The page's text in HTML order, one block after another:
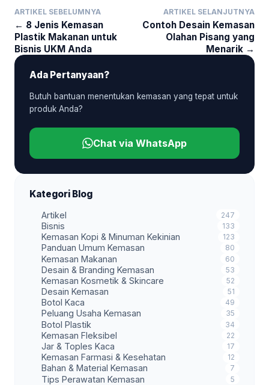
ARTIKEL SEBELUMNYA
← 8 Jenis Kemasan
Plastik Makanan untuk
Bisnis UKM Anda
ARTIKEL SELANJUTNYA
Contoh Desain Kemasan
Olahan Pisang yang
Menarik →
Ada Pertanyaan?
Butuh bantuan menentukan kemasan yang tepat untuk
produk Anda?
Chat via WhatsApp
Kategori Blog
Artikel 247
Bisnis 133
Kemasan Kopi & Minuman Kekinian 123
Panduan Umum Kemasan 80
Kemasan Makanan 60
Desain & Branding Kemasan 53
Kemasan Kosmetik & Skincare 52
Desain Kemasan 51
Botol Kaca 49
Peluang Usaha Kemasan 35
Botol Plastik 34
Kemasan Fleksibel 22
Jar & Toples Kaca 17
Kemasan Farmasi & Kesehatan 12
Bahan & Material Kemasan 7
Tips Perawatan Kemasan 5